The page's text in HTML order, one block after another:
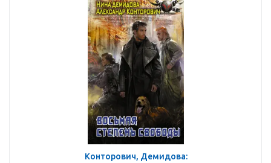
Конторович, Демидова: